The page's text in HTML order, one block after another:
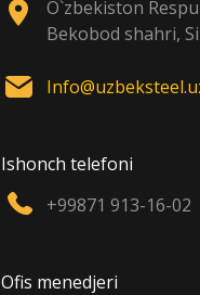
O`zbekiston
Bekobod shahri,
Ishonch telefoni
+99871 913-16-02
Ofis menedjeri